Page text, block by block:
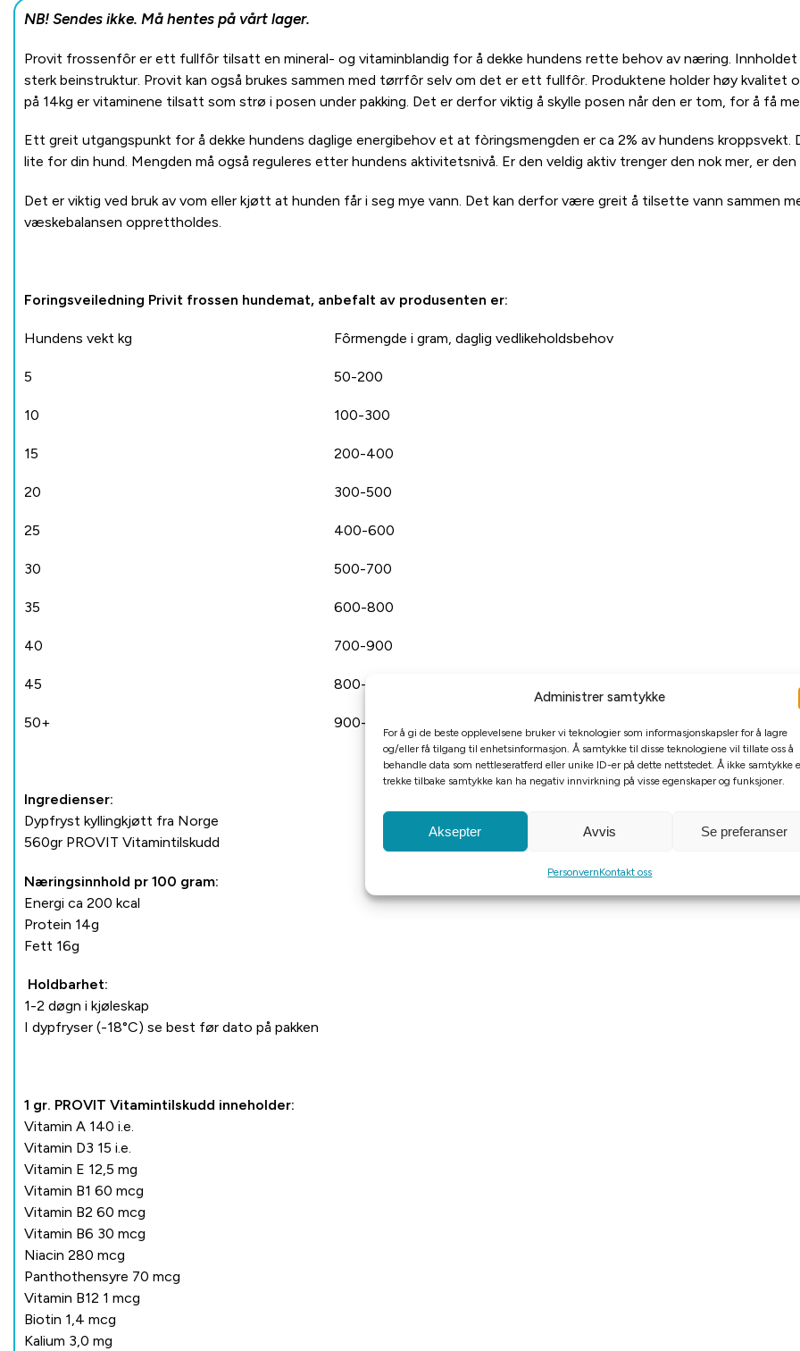
Administrer samtykke
For å gi de beste opplevelsene bruker vi teknologier som informasjonskapsler for å lagre
og/eller få tilgang til enhetsinformasjon. Å samtykke til disse teknologiene vil tillate oss å
behandle data som nettleseratferd eller unike ID-er på dette nettstedet. Å ikke samtykke
trekke tilbake samtykke kan ha negativ innvirkning på visse egenskaper og funksjoner.
Aksepter Avvis Se preferanser
PersonvernKontakt oss
NB! Sendes ikke. Må hentes på vårt lager.
Provit frossenfôr er ett fullfôr tilsatt en mineral- og vitaminblandig for å dekke hundens rette behov av næring.
sterk beinstruktur. Provit kan også brukes sammen med tørrfôr selv om det er ett fullfôr. Produktene holder høy kvalitet
på 14kg er vitaminene tilsatt som strø i posen under pakking. Det er derfor viktig å skylle posen når den er tom, for å få
Ett greit utgangspunkt for å dekke hundens daglige energibehov et at fòringsmengden er ca 2% av hundens
lite for din hund. Mengden må også reguleres etter hundens aktivitetsnivå. Er den veldig aktiv trenger den nok mer, er
Det er viktig ved bruk av vom eller kjøtt at hunden får i seg mye vann. Det kan derfor være greit å tilsette vann sammen
væskebalansen opprettholdes.
Foringsveiledning Privit frossen hundemat, anbefalt av produsenten er:
Hundens vekt kg Fôrmengde i gram, daglig vedlikeholdsbehov
5 50-200
10 100-300
15 200-400
20 300-500
25 400-600
30 500-700
35 600-800
40 700-900
45 800-1000
50+ 900-
Ingredienser:
Dypfryst kyllingkjøtt fra Norge
560gr PROVIT Vitamintilskudd
Næringsinnhold pr 100 gram:
Energi ca 200 kcal
Protein 14g
Fett 16g
Holdbarhet:
1-2 døgn i kjøleskap
I dypfryser (-18°C) se best før dato på pakken
1 gr. PROVIT Vitamintilskudd inneholder:
Vitamin A 140 i.e.
Vitamin D3 15 i.e.
Vitamin E 12,5 mg
Vitamin B1 60 mcg
Vitamin B2 60 mcg
Vitamin B6 30 mcg
Niacin 280 mcg
Panthothensyre 70 mcg
Vitamin B12 1 mcg
Biotin 1,4 mcg
Kalium 3,0 mg